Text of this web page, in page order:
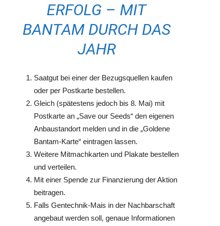
ERFOLG – MIT
BANTAM DURCH DAS
JAHR
Saatgut bei einer der Bezugsquellen kaufen
oder per Postkarte bestellen.
Gleich (spätestens jedoch bis 8. Mai) mit
Postkarte an „Save our Seeds“ den eigenen
Anbaustandort melden und in die „Goldene
Bantam-Karte“ eintragen lassen.
Weitere Mitmachkarten und Plakate bestellen
und verteilen.
Mit einer Spende zur Finanzierung der Aktion
beitragen.
Falls Gentechnik-Mais in der Nachbarschaft
angebaut werden soll, genaue Informationen